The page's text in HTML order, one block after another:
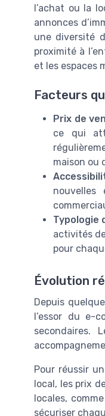
l’achat ou la
annonces
une diversité
proximité à
et les espaces
Facteurs
Prix de
ce qui
maison ou
Typologie
activités
pour
Évolution
Depuis
l’essor du e-
secondaires.
Pour réussir
local, les prix
locales,
sécuriser